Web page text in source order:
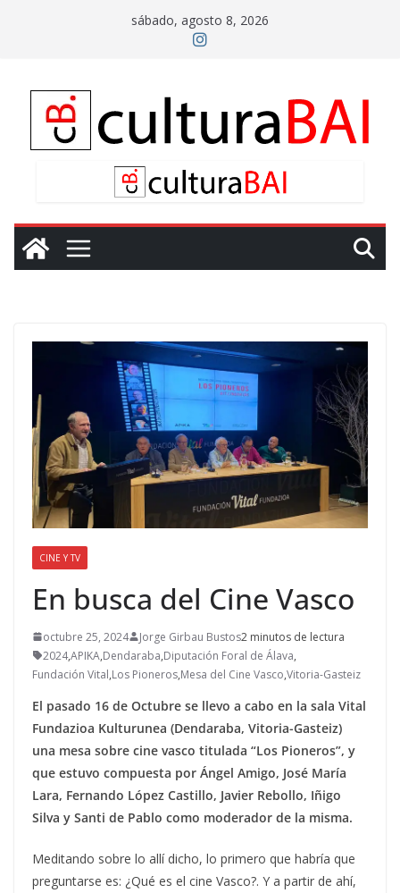
sábado, agosto 8, 2026
CINE Y TV
En busca del Cine Vasco
octubre 25, 2024 Jorge Girbau Bustos2 minutos de lectura
2024,APIKA,Dendaraba,Diputación Foral de Álava,
Fundación Vital,Los Pioneros,Mesa del Cine Vasco,Vitoria-Gasteiz
El pasado 16 de Octubre se llevo a cabo en la sala Vital
Fundazioa Kulturunea (Dendaraba, Vitoria-Gasteiz)
una mesa sobre cine vasco titulada “Los Pioneros”, y
que estuvo compuesta por Ángel Amigo, José María
Lara, Fernando López Castillo, Javier Rebollo, Iñigo
Silva y Santi de Pablo como moderador de la misma.
Meditando sobre lo allí dicho, lo primero que habría que
preguntarse es: ¿Qué es el cine Vasco?. Y a partir de ahí,